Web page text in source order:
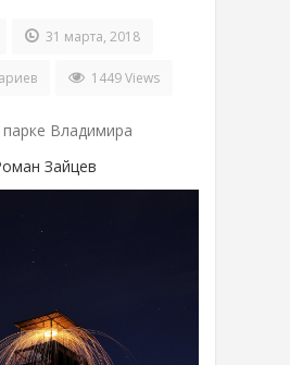
31 марта, 2018
1449 Views
Владимира
Зайцев